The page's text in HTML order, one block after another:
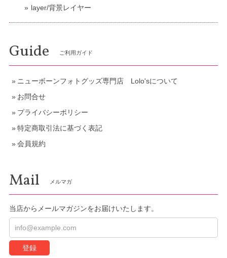
layer/背景レイヤー
Guide ご利用ガイド
ニューボーンフォトグッズ専門店 Lolo'sについて
お問合せ
プライバシーポリシー
特定商取引法に基づく表記
会員規約
Mail メルマガ
当店からメールマガジンをお届けいたします。
登録